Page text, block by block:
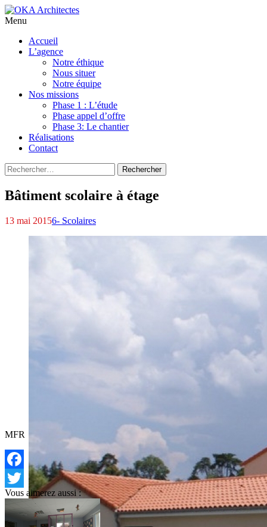
Menu
contenu
Accueil
L’agence
Notre éthique
Nous situer
Notre équipe
Nos missions
Phase 1 : L’étude
Phase appel d’offre
Phase 3: Le chantier
Réalisations
Contact
Rechercher :
Bâtiment scolaire à étage
13 mai 20156- Scolaires
MFR
Facebook
Twitter
Vous aimerez aussi :